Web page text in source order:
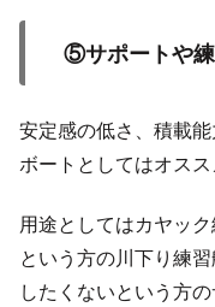
⑤サポートや
安定感の低さ、積載
ボートとしてはオスス
用途としてはカヤッ
という方の川下り練
したくないという方